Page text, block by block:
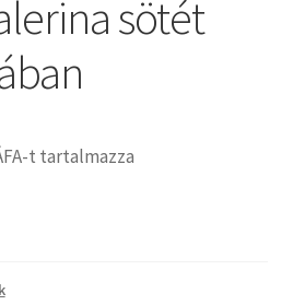
sötét
t tartalmazza